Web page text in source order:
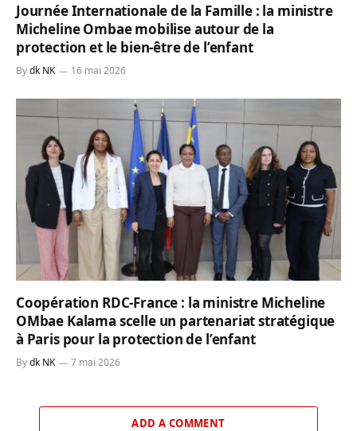
Journée Internationale de la Famille : la ministre
Micheline Ombae mobilise autour de la
protection et le bien-être de l’enfant
Bydk NK 16 mai 2026
Coopération RDC-France : la ministre Micheline
OMbae Kalama scelle un partenariat stratégique
à Paris pour la protection de l’enfant
Bydk NK 7 mai 2026
ADD A COMMENT